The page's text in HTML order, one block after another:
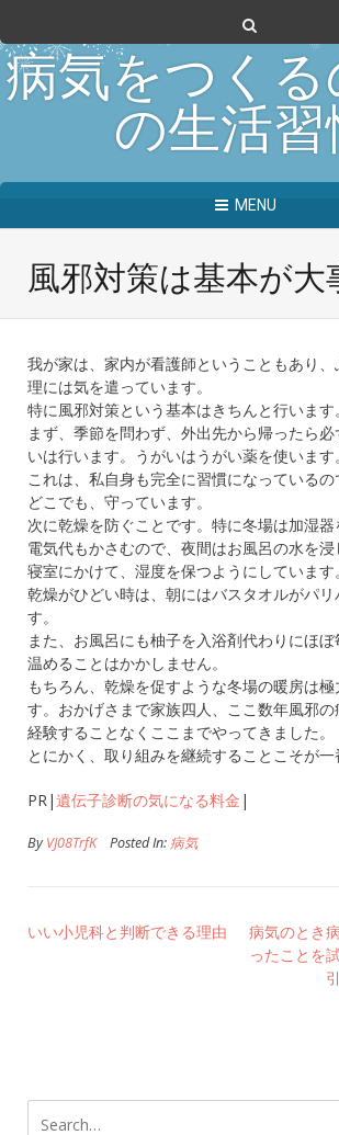
病気をつく
の生活
MENU
風邪対策は基本が大
我が家は、家内が看護師ということもあり
理には気を遣っています。
特に風邪対策という基本はきちんと行います。
まず、季節を問わず、外出先から帰ったら
いは行います。うがいはうがい薬を使います。
これは、私自身も完全に習慣になっている
どこでも、守っています。
次に乾燥を防ぐことです。特に冬場は加湿器
電気代もかさむので、夜間はお風呂の水を
寝室にかけて、湿度を保つようにしていま
乾燥がひどい時は、朝にはバスタオルがパリ
す。
また、お風呂にも柚子を入浴剤代わりにほ
温めることはかかしません。
もちろん、乾燥を促すような冬場の暖房は極
す。おかげさまで家族四人、ここ数年風邪の
経験することなくここまでやってきました。
とにかく、取り組みを継続することこそが一
PR|遺伝子診断の気になる料金 |
ByVJ08TrfK Posted In: 病気
いい小児科と判断できる理由
病気のとき
ったことを